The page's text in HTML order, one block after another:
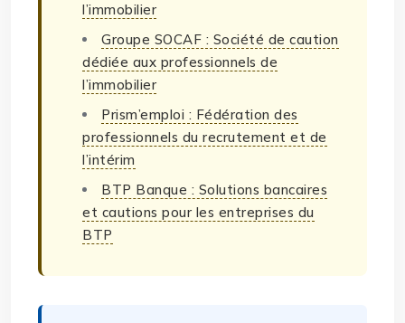
l’immobilier
Groupe SOCAF : Société de caution
dédiée aux professionnels de
l’immobilier
Prism’emploi : Fédération des
professionnels du recrutement et de
l’intérim
BTP Banque : Solutions bancaires
et cautions pour les entreprises du
BTP